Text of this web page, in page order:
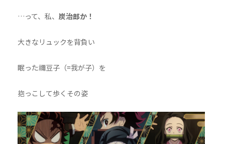
…って、私、炭治郎か！
大きなリュックを背負い
眠った禰豆子（=我が子）を
抱っこして歩くその姿